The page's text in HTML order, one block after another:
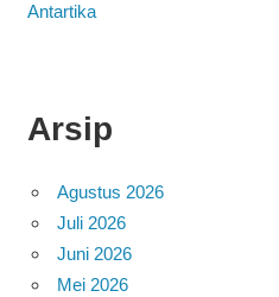
Antartika
Arsip
Agustus 2026
Juli 2026
Juni 2026
Mei 2026